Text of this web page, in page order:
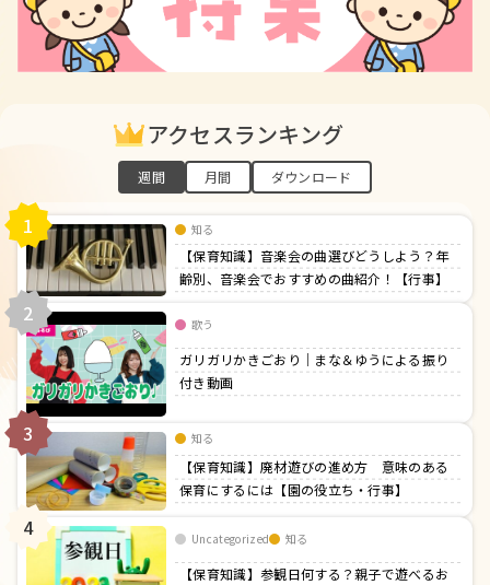
アクセスランキング
週間 月間 ダウンロード
1 知る
【保育知識】音楽会の曲選びどうしよう？年
齢別、音楽会でおすすめの曲紹介！【行事】
2 歌う
ガリガリかきごおり｜まな＆ゆうによる振り
付き動画
3 知る
【保育知識】廃材遊びの進め方 意味のある
保育にするには【園の役立ち・行事】
4 Uncategorized 知る
【保育知識】参観日何する？親子で遊べるお